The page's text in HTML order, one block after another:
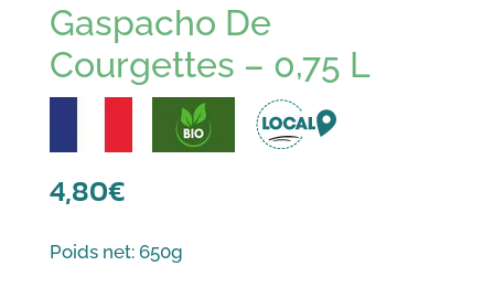
Gaspacho De
Courgettes – 0,75 L
4,80€
Poids net: 650g